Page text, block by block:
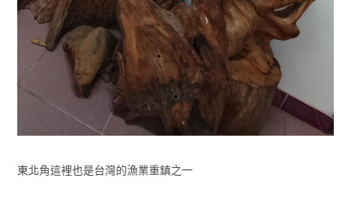
東北角這裡也是台灣的漁業重鎮之一